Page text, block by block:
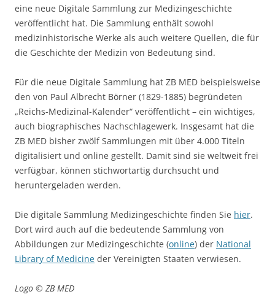
eine neue Digitale Sammlung zur Medizingeschichte
veröffentlicht hat. Die Sammlung enthält sowohl
medizinhistorische Werke als auch weitere Quellen, die für
die Geschichte der Medizin von Bedeutung sind.
Für die neue Digitale Sammlung hat ZB MED beispielsweise
den von Paul Albrecht Börner (1829-1885) begründeten
„Reichs-Medizinal-Kalender“ veröffentlicht – ein wichtiges,
auch biographisches Nachschlagewerk. Insgesamt hat die
ZB MED bisher zwölf Sammlungen mit über 4.000 Titeln
digitalisiert und online gestellt. Damit sind sie weltweit frei
verfügbar, können stichwortartig durchsucht und
heruntergeladen werden.
Die digitale Sammlung Medizingeschichte finden Sie hier.
Dort wird auch auf die bedeutende Sammlung von
Abbildungen zur Medizingeschichte (online) der National
Library of Medicine der Vereinigten Staaten verwiesen.
Logo © ZB MED